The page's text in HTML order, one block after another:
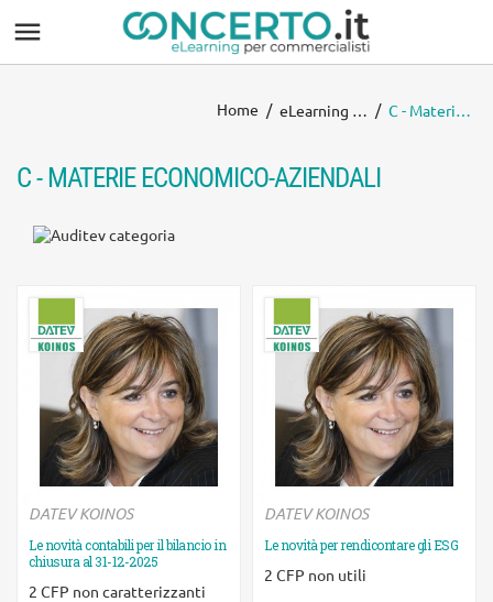

Home eLearning CONCERTO C - Materie economico-aziendali
C - MATERIE ECONOMICO-AZIENDALI
DATEV KOINOS
Le novità contabili per il bilancio in
chiusura al 31-12-2025
2 CFP non caratterizzanti
Ulteriori informazioni
DATEV KOINOS
Le novità per rendicontare gli ESG
2 CFP non utili
Ulteriori informazioni